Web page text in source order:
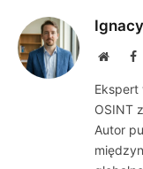
Website
Ekspert
OSINT
Autor